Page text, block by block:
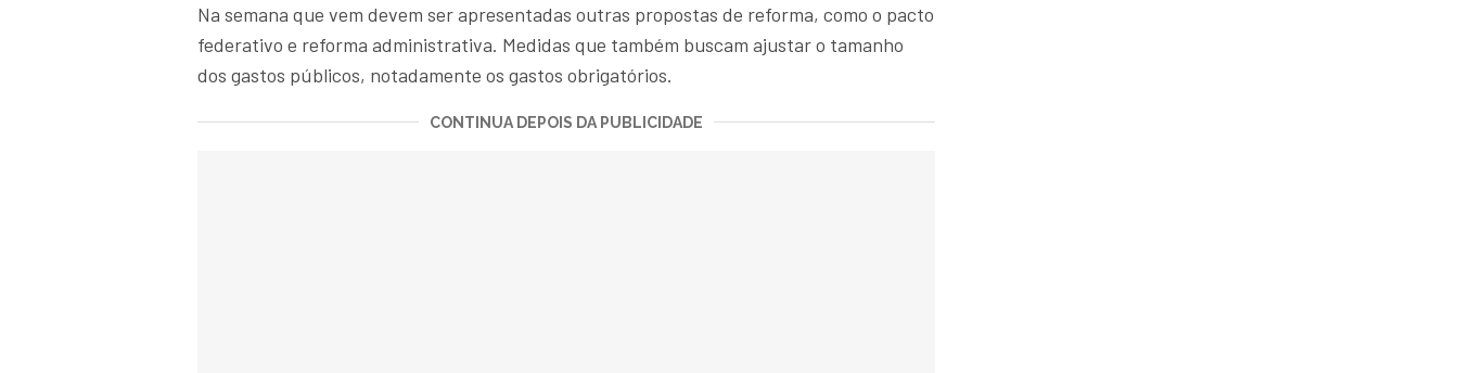
Na semana que vem devem ser apresentadas outras propostas de reforma, como o pacto
federativo e reforma administrativa. Medidas que também buscam ajustar o tamanho
dos gastos públicos, notadamente os gastos obrigatórios.
CONTINUA DEPOIS DA PUBLICIDADE